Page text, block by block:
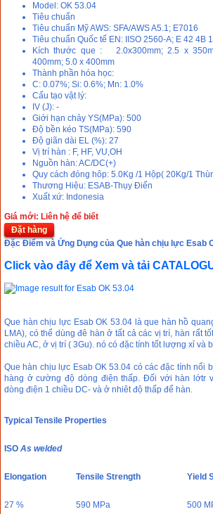
Model: OK 53.04
Tiêu chuẩn
Tiêu chuẩn Mỹ AWS: SFA/AWS A5.1; E7016
Tiêu chuẩn Quốc tế EN: IISO 2560-A; E 42 4B
Kích thước que : 2.0x300mm; 2.5 x
400mm; 5.0 x 400mm
Thành phần hóa học:
C: 0.07%; Si: 0.6%; Mn: 1.0%
Cấu tạo vật lý:
IV (J): -
Giới hạn chảy YS(MPa): 500
Độ bền kéo TS(MPa): 590
Độ giãn dài EL (%): 27
Vị trí hàn : F, HF, VU,OH
Nguồn hàn: AC/DC(+)
Quy cách đóng hôp: 5.0Kg /1 Hộp( 20Kg/1
Thương Hiệu: ESAB-Thụy Điển
Xuất xứ: Indonesia
Giá mới: Liên hệ để biết
Đặt hàng
Đặc Điểm và Ứng Dụng của Que hàn chịu lực Esab
Click vào đây để Xem và tải
Que hàn chịu lực Esab OK 53.04 là que hàn hồ
LMA), có thể dùng đê hàn ở tất cả các vị trí, hàn rất
chiều AC, ở vị trí ( 3Gu). nó có đặc tính tốt lượng xỉ và
Que hàn chịu lực Esab OK 53.04 có các đặc tính nổi
hàng ở cường độ dòng điện thấp. Đối với hàn lớtr
dòng điện 1 chiều DC- và ở nhiêt độ thấp để hàn.
Typical Tensile Properties
ISO As welded
Elongation Tensile Strength Yield
27 % 590 MPa 500